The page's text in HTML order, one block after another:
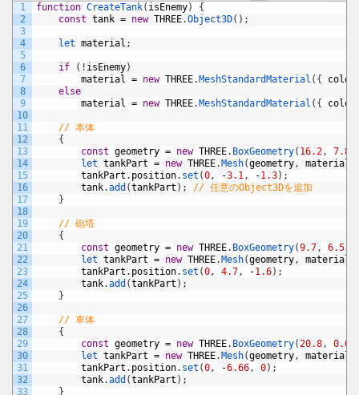
1
2
3
4
5
6
7
8
9
10
11
12
13
14
15
16
17
18
19
20
21
22
23
24
25
26
27
28
29
30
31
32
33
function CreateTank( isEnemy)
{
const tank = new THREE.Object3D( ) ;
let material ;
if ( ! isEnemy)
material = new THREE. MeshStandardMaterial ( { color
else
material = new THREE. MeshStandardMaterial ( { color
// 本体
{
const geometry = new THREE. BoxGeometry( 16.2, 7.8
let tankPart = new THREE. Mesh(geometry, material
tankPart . position. set (0, -3.1, -1.3) ;
tank.add (tankPart ) ;
// 任意のObject3Dを追加
}
// 砲塔
{
const geometry = new THREE. BoxGeometry(9.7, 6.5
let tankPart = new THREE. Mesh(geometry, material
tankPart . position. set (0, 4.7, -1.6) ;
tank.add (tankPart ) ;
}
// 車体
{
const geometry = new THREE. BoxGeometry(20.8, 0.65
let tankPart = new THREE. Mesh(geometry, material
tankPart . position. set (0, -6.66, 0) ;
tank.add (tankPart ) ;
}